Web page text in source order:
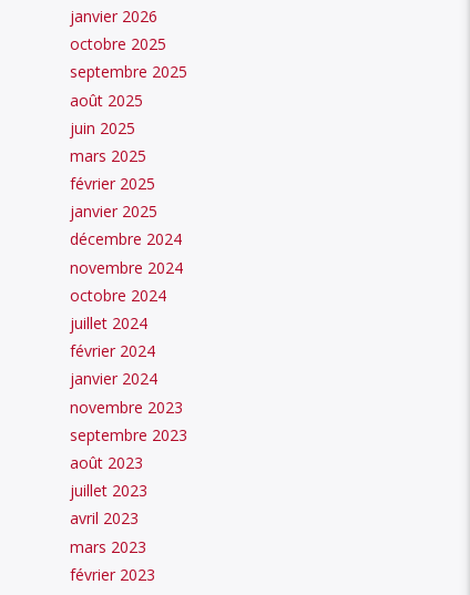
janvier 2026
octobre 2025
septembre 2025
août 2025
juin 2025
mars 2025
février 2025
janvier 2025
décembre 2024
novembre 2024
octobre 2024
juillet 2024
février 2024
janvier 2024
novembre 2023
septembre 2023
août 2023
juillet 2023
avril 2023
mars 2023
février 2023